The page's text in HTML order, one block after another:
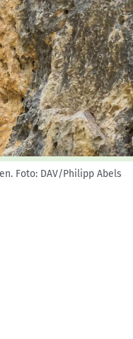
Foto: DAV/Philipp Abels